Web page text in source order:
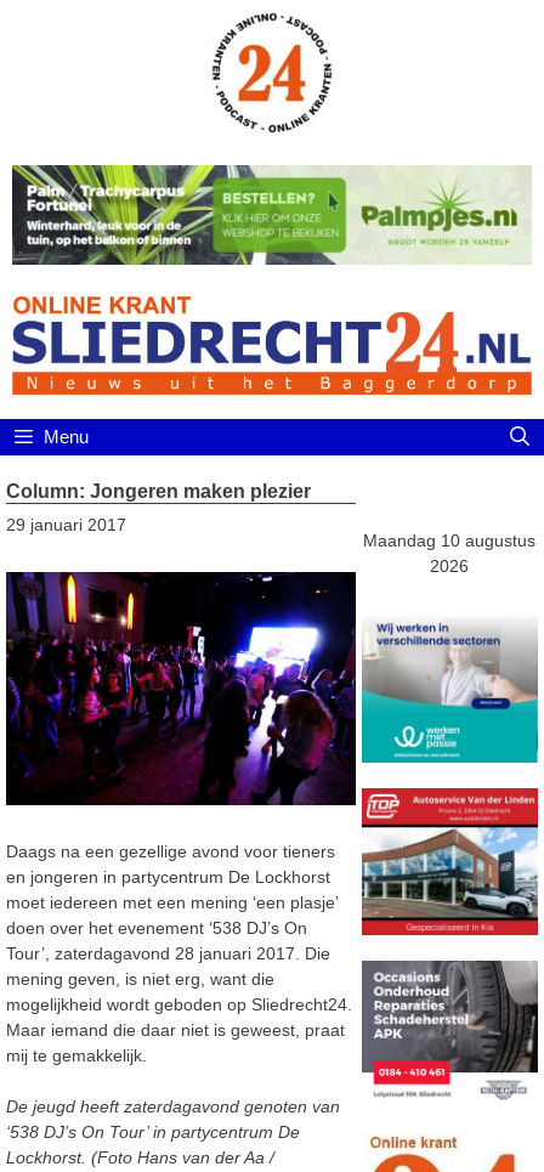
Menu
Column: Jongeren maken plezier
29 januari 2017
Daags na een gezellige avond voor tieners
en jongeren in partycentrum De Lockhorst
moet iedereen met een mening ‘een plasje’
doen over het evenement ‘538 DJ’s On
Tour’, zaterdagavond 28 januari 2017. Die
mening geven, is niet erg, want die
mogelijkheid wordt geboden op Sliedrecht24.
Maar iemand die daar niet is geweest, praat
mij te gemakkelijk.
De jeugd heeft zaterdagavond genoten van
‘538 DJ’s On Tour’ in partycentrum De
Lockhorst. (Foto Hans van der Aa /
Maandag 10 augustus
2026